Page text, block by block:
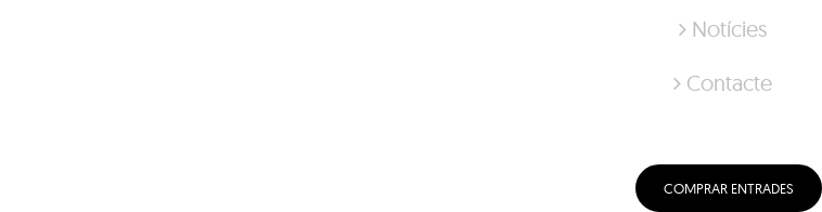
Notícies
Contacte
COMPRAR ENTRADES